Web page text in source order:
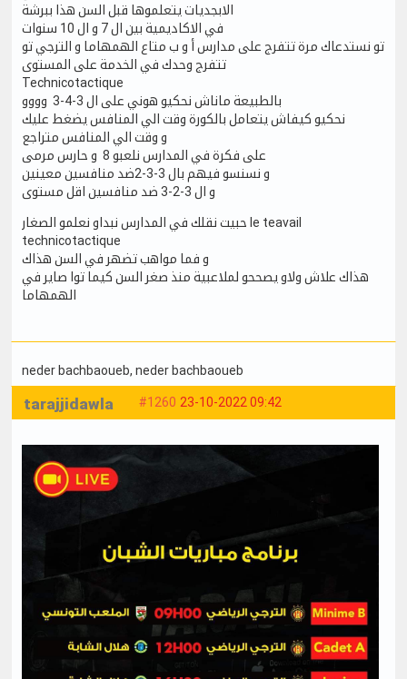
الابجديات يتعلموها قبل السن هذا ببرشة
في الاكاديمية بين ال 7 و ال 10 سنوات
تو نستدعاك مرة تتفرج على مدارس أ و ب متاع الهمهاما و الترجي تو
تتفرج وحدك في الخدمة على المستوى
Technicotactique
بالطبيعة ماناش نحكيو هوني على ال 3-4-3 وووو
نحكيو كيفاش يتعامل بالكورة وقت الي المنافس يضغط عليك
و وقت الي المنافس متراجع
على فكرة في المدارس نلعبو 8 و حارس مرمى
و نسنسو فيهم بال 3-3-2ضد منافسين معينين
و ال 3-2-3 ضد منافسين اقل مستوى
حبيت نقلك في المدارس نبداو نعلمو الصغار le teavail
technicotactique
و فما مواهب تضهر في السن هذاك
هذاك علاش ولاو يصححو لملاعبية منذ صغر السن كيما توا صاير في
الهمهاما
neder bachbaoueb, neder bachbaoueb
#1260 23-10-2022 09:42
tarajjidawla